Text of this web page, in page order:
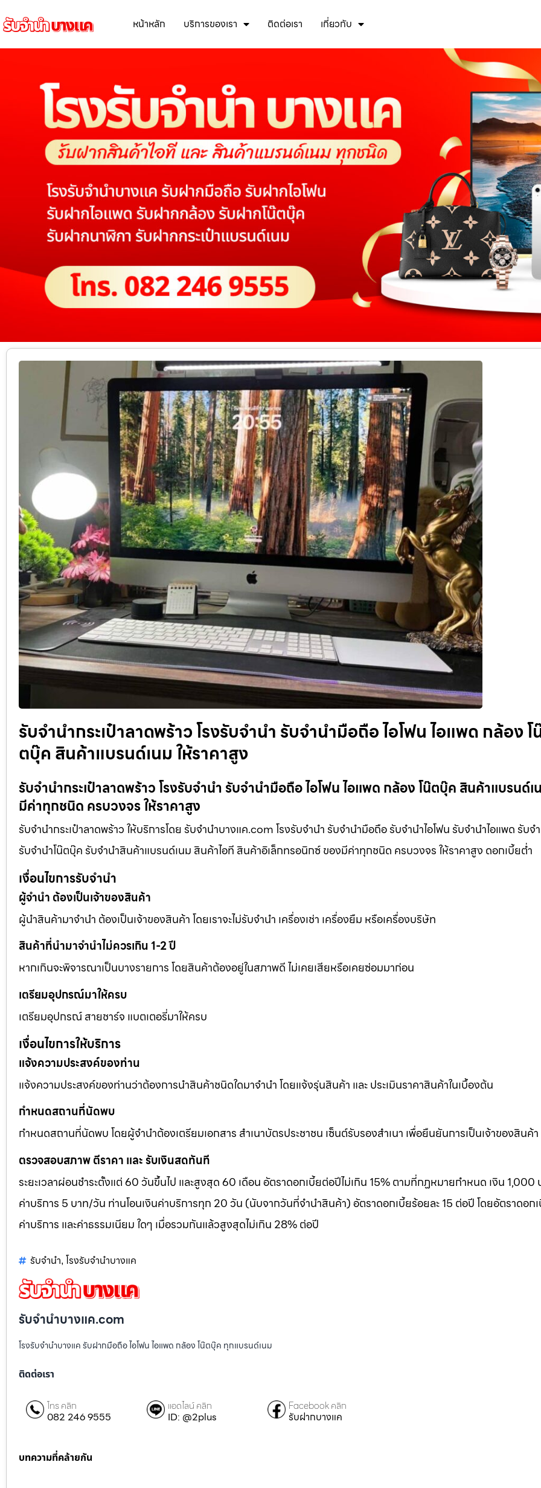
หน้าหลัก บริการของเรา ติดต่อเรา เกี่ยวกับ
รับจำนำกระเป๋าลาดพร้าว โรงรับจำนำ รับจำนำมือถือ ไอโฟน ไอแพด กล้อง โ
ตบุ๊ค สินค้าแบรนด์เนม ให้ราคาสูง
รับจำนำกระเป๋าลาดพร้าว โรงรับจำนำ รับจำนำมือถือ ไอโฟน ไอแพด กล้อง โน๊ตบุ๊ค สินค้าแบรนด์เ
มีค่าทุกชนิด ครบวงจร ให้ราคาสูง
รับจำนำกระเป๋าลาดพร้าว ให้บริการโดย รับจํานําบางแค.com โรงรับจำนำ รับจำนำมือถือ รับจำนำไอโฟน รับจำนำไอแพด รับจ
รับจำนำโน๊ตบุ๊ค รับจำนำสินค้าแบรนด์เนม สินค้าไอที สินค้าอิเล็กทรอนิกซ์ ของมีค่าทุกชนิด ครบวงจร ให้ราคาสูง ดอกเบี้ยต่ำ
เงื่อนไขการรับจำนำ
ผู้จำนำ ต้องเป็นเจ้าของสินค้า
ผู้นำสินค้ามาจำนำ ต้องเป็นเจ้าของสินค้า โดยเราจะไม่รับจำนำ เครื่องเช่า เครื่องยืม หรือเครื่องบริษัท
สินค้าที่นำมาจำนำไม่ควรเกิน 1-2 ปี
หากเกินจะพิจารณาเป็นบางรายการ โดยสินค้าต้องอยู่ในสภาพดี ไม่เคยเสียหรือเคยซ่อมมาก่อน
เตรียมอุปกรณ์มาให้ครบ
เตรียมอุปกรณ์ สายชาร์จ แบตเตอรี่มาให้ครบ
เงื่อนไขการให้บริการ
แจ้งความประสงค์ของท่าน
แจ้งความประสงค์ของท่านว่าต้องการนำสินค้าชนิดใดมาจำนำ โดยแจ้งรุ่นสินค้า และ ประเมินราคาสินค้าในเบื้องต้น
กำหนดสถานที่นัดพบ
กำหนดสถานที่นัดพบ โดยผู้จำนำต้องเตรียมเอกสาร สำเนาบัตรประชาชน เซ็นต์รับรองสำเนา เพื่อยืนยันการเป็นเจ้าของสินค้า
ตรวจสอบสภาพ ตีราคา และ รับเงินสดทันที
ระยะเวลาผ่อนชำระตั้งแต่ 60 วันขึ้นไป และสูงสุด 60 เดือน อัตราดอกเบี้ยต่อปีไม่เกิน 15% ตามที่กฏหมายกำหนด เงิน 1,000
ค่าบริการ 5 บาท/วัน ท่านโอนเงินค่าบริการทุก 20 วัน (นับจากวันที่จำนำสินค้า) อัตราดอกเบี้ยร้อยละ 15 ต่อปี โดยอัตราดอก
ค่าบริการ และค่าธรรมเนียม ใดๆ เมื่อรวมกันแล้วสูงสุดไม่เกิน 28% ต่อปี
รับจำนำ, โรงรับจำนำบางแค
รับจํานําบางแค.com
โรงรับจำนำบางแค รับฝากมือถือ ไอโฟน ไอแพด กล้อง โน๊ตบุ๊ค ทุกแบรนด์เนม
ติดต่อเรา
โทร คลิก
082 246 9555
แอดไลน์ คลิก
ID: @2plus
Facebook คลิก
รับฝากบางแค
บทความที่คล้ายกัน